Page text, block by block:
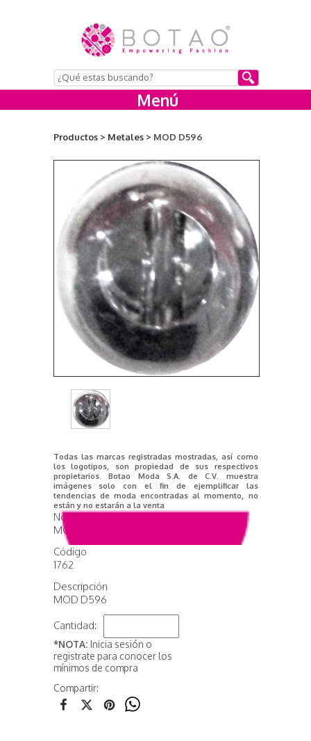
Menú
Productos > Metales > MOD D596
Todas las marcas registradas mostradas, así como
los logotipos, son propiedad de sus respectivos
propietarios. Botao Moda S.A. de C.V. muestra
imágenes solo con el fin de ejemplificar las
tendencias de moda encontradas al momento, no
están y no estarán a la venta
Nombre del producto
MOD D596
Código
1762
Descripción
MOD D596
Cantidad:
*NOTA: Inicia sesión o
registrate para conocer los
mínimos de compra
Compartir: